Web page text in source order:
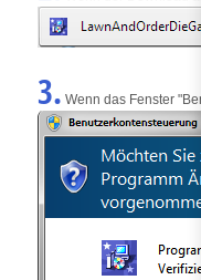
3. Wenn das Fenster